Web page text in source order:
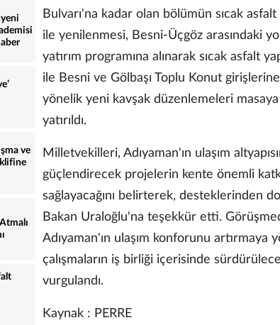
ve
Bulvarı'na kadar olan bölümün sıcak asfalt
ile yenilenmesi, Besni-Üçgöz arasındaki
yatırım programına alınarak sıcak asfalt
ile Besni ve Gölbaşı Toplu Konut girişlerine
yönelik yeni kavşak düzenlemeleri masaya
yatırıldı.
Milletvekilleri, Adıyaman'ın ulaşım
güçlendirecek projelerin kente önemli
sağlayacağını belirterek, desteklerinden
Bakan Uraloğlu'na teşekkür etti.
Adıyaman'ın ulaşım konforunu artırmaya
çalışmaların iş birliği içerisinde
vurgulandı.
Kaynak : PERRE